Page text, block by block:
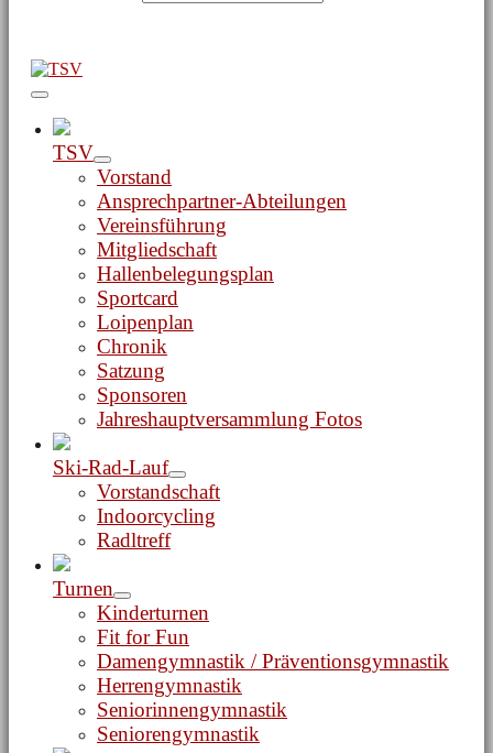
Menü-
Schalter
TSV
Menü-
Schalter
Vorstand
Ansprechpartner-Abteilungen
Vereinsführung
Mitgliedschaft
Hallenbelegungsplan
Sportcard
Loipenplan
Chronik
Satzung
Sponsoren
Jahreshauptversammlung Fotos
Ski-Rad-Lauf
Menü-
Schalter
Vorstandschaft
Indoorcycling
Radltreff
Turnen
Menü-
Schalter
Kinderturnen
Fit for Fun
Damengymnastik / Präventionsgymnastik
Herrengymnastik
Seniorinnengymnastik
Seniorengymnastik